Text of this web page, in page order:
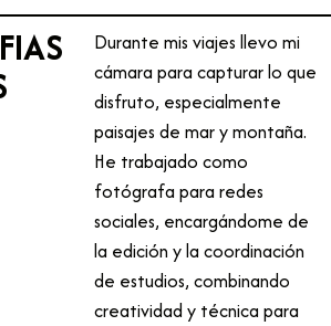
Durante mis viajes llevo mi
cámara para capturar lo que
disfruto, especialmente
paisajes de mar y montaña.
He trabajado como
fotógrafa para redes
sociales, encargándome de
la edición y la coordinación
de estudios, combinando
creatividad y técnica para